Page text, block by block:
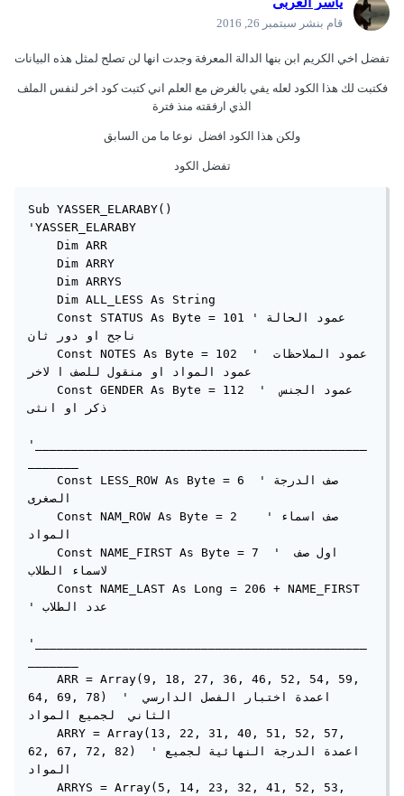
قام بنشر سبتمبر 26, 2016
تفضل اخي الكريم ابن بنها الدالة المعرفة وجدت انها لن تصلح لمثل هذه البيانات
فكتبت لك هذا الكود لعله يفي بالغرض مع العلم اني كتبت كود اخر لنفس الملف
الذي ارفقته منذ فترة
ولكن هذا الكود افضل نوعا ما من السابق
تفضل الكود
Sub YASSER_ELARABY()
'YASSER_ELARABY
    Dim ARR
    Dim ARRY
    Dim ARRYS
    Dim ALL_LESS As String
    Const STATUS As Byte = 101 'عمود الحالة
ناجح او دور ثان
    Const NOTES As Byte = 102  ' عمود الملاحظات
عمود المواد او منقول للصف ا لاخر
    Const GENDER As Byte = 112  ' عمود الجنس
ذكر او انثى
'______________________________________________
    Const LESS_ROW As Byte = 6  'صف الدرجة
الصغرى
    Const NAM_ROW As Byte = 2    'صف اسماء
المواد
    Const NAME_FIRST As Byte = 7  ' اول صف
لاسماء الطلاب
    Const NAME_LAST As Long = 206 + NAME_FIRST
' عدد الطلاب
'______________________________________________
    ARR = Array(9, 18, 27, 36, 46, 52, 54, 59,
64, 69, 78)  ' اعمدة اختبار الفصل الدارسي
الثاني  لجميع المواد
    ARRY = Array(13, 22, 31, 40, 51, 52, 57,
62, 67, 72, 82)  'اعمدة الدرجة النهائية لجميع
المواد
    ARRYS = Array(5, 14, 23, 32, 41, 52, 53,